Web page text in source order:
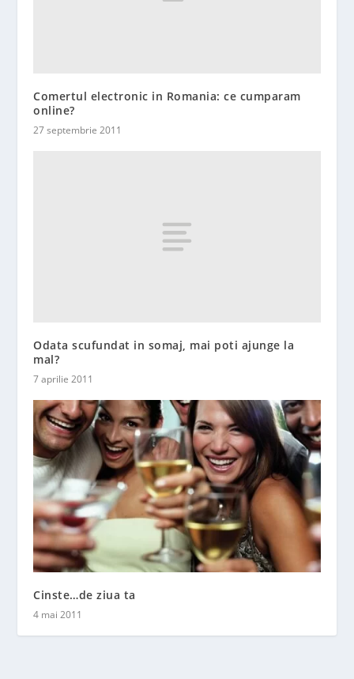
Comertul electronic in Romania: ce cumparam
online?
27 septembrie 2011
Odata scufundat in somaj, mai poti ajunge la
mal?
7 aprilie 2011
Cinste…de ziua ta
4 mai 2011